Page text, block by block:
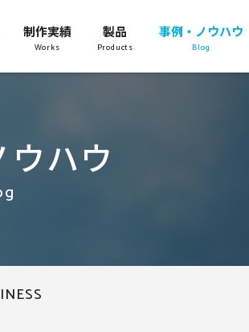
制作実績
Works
製品
Products
事例・ノウハウ
Blog
ハウ